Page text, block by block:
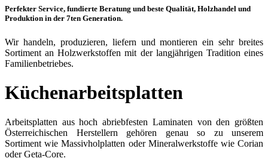
Perfekter Service, fundierte Beratung und beste Qualität, Holzhandel und
Produktion in der 7ten Generation.
Wir handeln, produzieren, liefern und montieren ein sehr breites
Sortiment an Holzwerkstoffen mit der langjährigen Tradition eines
Familienbetriebes.
Küchenarbeitsplatten
Arbeitsplatten aus hoch abriebfesten Laminaten von den größten
Österreichischen Herstellern gehören genau so zu unserem
Sortiment wie Massivholplatten oder Mineralwerkstoffe wie Corian
oder Geta-Core.